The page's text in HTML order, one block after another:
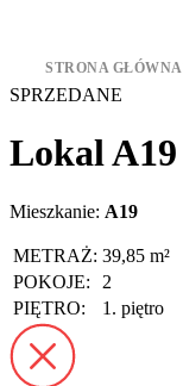
STRONA GŁÓWNA
SPRZEDANE
Lokal A19
Mieszkanie: A19
METRAŻ: 39,85 m²
POKOJE:
2
PIĘTRO:
1. piętro